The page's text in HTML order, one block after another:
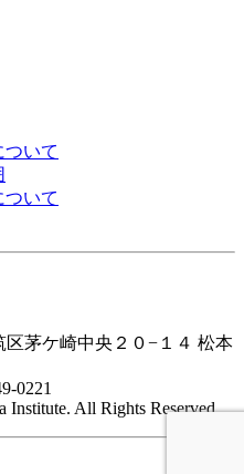
いて
いて
区茅ケ崎中央２０−１４ 松本
0221
Institute. All Rights Reserved.